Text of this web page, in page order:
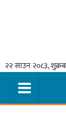
२२ साउन २०८३,
समाचार
मुख्य
समाचार